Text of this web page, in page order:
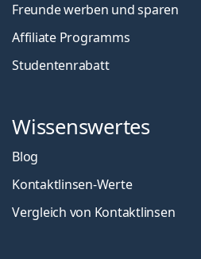
Freunde werben und sparen
Affiliate Programms
Studentenrabatt
Wissenswertes
Blog
Kontaktlinsen-Werte
Vergleich von Kontaktlinsen